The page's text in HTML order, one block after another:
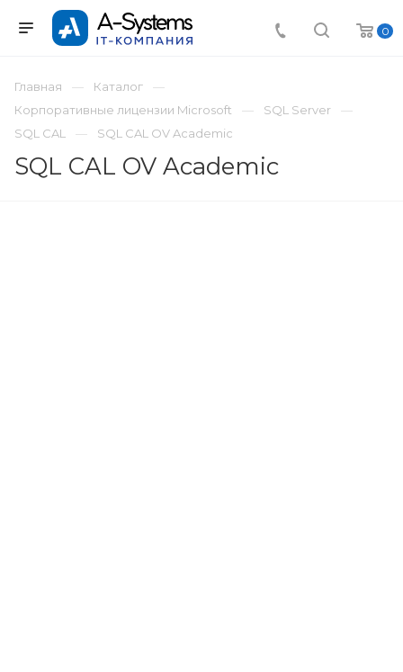
0
Главная
Каталог
Корпоративные лицензии Microsoft
SQL Server
SQL CAL
SQL CAL OV Academic
SQL CAL OV Academic